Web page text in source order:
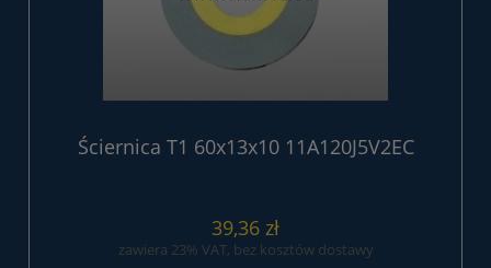
Ściernica T1 60x13x10 11A120J5V2EC
39,36 zł
zawiera 23% VAT, bez kosztów dostawy